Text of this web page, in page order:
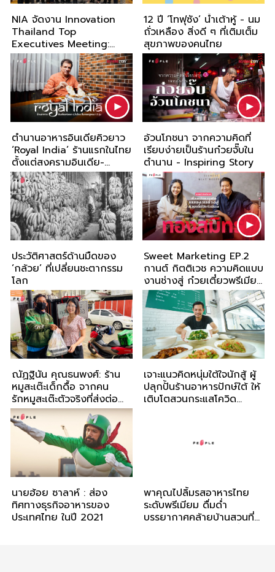
NIA จัดงาน Innovation
Thailand Top
Executives Meeting:
“Food & Agriculture
Industry" เสริมศักยภาพ
อาหารและการเกษตรของ
ไทย
12 ปี ‘โทฟุซัง’ น้ำเต้าหู้ - นม
ถั่วเหลือง สิ่งดี ๆ ที่เติมเต็ม
สุขภาพของคนไทย
ตำนานอาหารอินเดียคิวยาว
‘Royal India’ ร้านแรกในไทย
ตั้งแต่สงครามอินเดีย-
ปากีสถาน Inspiring Story
อ้วนโภชนา จากความคิดที่
เรียบง่ายเป็นร้านก๋วยจั๊บใน
ตำนาน - Inspiring Story
ประวัติศาสตร์ด้านมืดของ
‘กล้วย’ ที่เปลี่ยนชะตากรรม
โลก
Sweet Marketing EP.2
กานต์ กิตติเวช ความคิดแบบ
งานช่างสู่ ก๋วยเตี๋ยวพรีเมียม
ทองสมิทธ์
ณัฏฐินัน คุณธนพงศ์: ร้าน
หมูสะเต๊ะเด็กดื้อ จากคน
รักหมูสะเต๊ะตัวจริงที่ส่งต่อ
ความนุ่มหอมเครื่องเทศแบบ
ไม้ต่อไม้
เจาะแนวคิดหนุ่มใต้ใจนักสู้ ผู้
ปลุกปั้นร้านอาหารปักษ์ใต้ ให้
เติบโตสวนกระแสโควิด
นายฮ้อย ซาลาห์ : ส่อง
ทิศทางธุรกิจอาหารของ
ประเทศไทย ในปี 2021
พาคุณไปลิ้มรสอาหารไทย
ระดับพรีเมียม ดื่มด่ำ
บรรยากาศคล้ายบ้านสวนที่